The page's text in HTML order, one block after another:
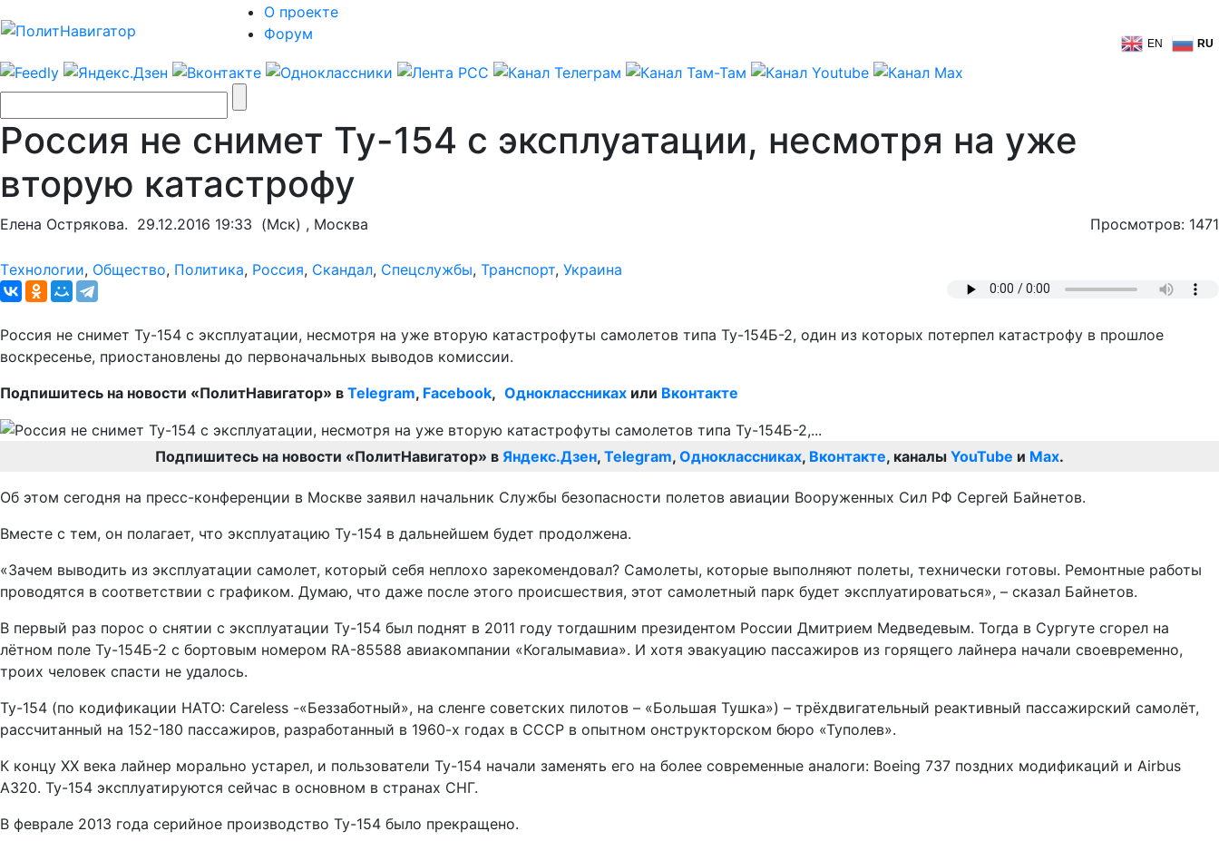
О проекте
Форум
EN RU
Россия не снимет Ту-154 с эксплуатации, несмотря на уже
вторую катастрофу
Елена Острякова. 29.12.2016 19:33 (Мск) , Москва Просмотров: 1471
Tехнологии, Общество, Политика, Россия, Скандал, Спецслужбы, Транспорт, Украина
Россия не снимет Ту-154 с эксплуатации, несмотря на уже вторую катастрофуты самолетов типа Ту-154Б-2, один из которых потерпел катастрофу в прошлое
воскресенье, приостановлены до первоначальных выводов комиссии.
Подпишитесь на новости «ПолитНавигатор» в Telegram, Facebook, Одноклассниках или Вконтакте
Подпишитесь на новости «ПолитНавигатор» в Яндекс.Дзен, Telegram, Одноклассниках, Вконтакте, каналы YouTube и Max.
Об этом сегодня на пресс-конференции в Москве заявил начальник Службы безопасности полетов авиации Вооруженных Сил РФ Сергей Байнетов.
Вместе с тем, он полагает, что эксплуатацию Ту-154 в дальнейшем будет продолжена.
«Зачем выводить из эксплуатации самолет, который себя неплохо зарекомендовал? Самолеты, которые выполняют полеты, технически готовы. Ремонтные работы
проводятся в соответствии с графиком. Думаю, что даже после этого происшествия, этот самолетный парк будет эксплуатироваться», – сказал Байнетов.
В первый раз порос о снятии с эксплуатации Ту-154 был поднят в 2011 году тогдашним президентом России Дмитрием Медведевым. Тогда в Сургуте сгорел на
лётном поле Ту-154Б-2 с бортовым номером RA-85588 авиакомпании «Когалымавиа». И хотя эвакуацию пассажиров из горящего лайнера начали своевременно,
троих человек спасти не удалось.
Ту-154 (по кодификации НАТО: Careless -«Беззаботный», на сленге советских пилотов – «Большая Тушка») – трёхдвигательный реактивный пассажирский самолёт,
рассчитанный на 152-180 пассажиров, разработанный в 1960-х годах в СССР в опытном онструкторском бюро «Туполев».
К концу XX века лайнер морально устарел, и пользователи Ту-154 начали заменять его на более современные аналоги: Boeing 737 поздних модификаций и Airbus
A320. Ту-154 эксплуатируются сейчас в основном в странах СНГ.
В феврале 2013 года серийное производство Ту-154 было прекращено.